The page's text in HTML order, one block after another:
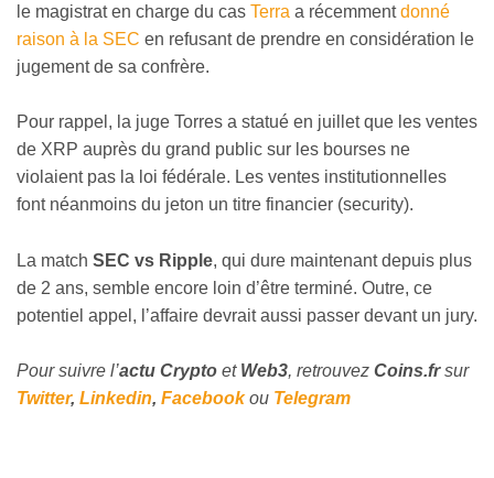
le magistrat en charge du cas Terra a récemmentdonné
raison à la SEC en refusant de prendre en considération le
jugement de sa confrère.
Pour rappel, la juge Torres a statué en juillet que les ventes
de XRP auprès du grand public sur les bourses ne
violaient pas la loi fédérale. Les ventes institutionnelles
font néanmoins du jeton un titre financier (security).
La match SEC vs Ripple, qui dure maintenant depuis plus
de 2 ans, semble encore loin d’être terminé. Outre, ce
potentiel appel, l’affaire devrait aussi passer devant un jury.
Pour suivre l’actu Crypto et Web3, retrouvez Coins.frsur
Twitter, Linkedin, Facebookou Telegram